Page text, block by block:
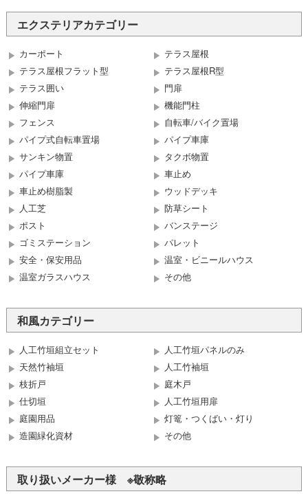
エクステリアカテゴリー
カーポート
テラス屋根
テラス屋根フラット型
テラス屋根R型
テラス囲い
門扉
伸縮門扉
機能門柱
フェンス
自転車/バイク置場
パイプ式自転車置場
パイプ車庫
サンキン物置
タクボ物置
パイプ車庫
車止め
車止め樹脂製
ウッドデッキ
人工芝
防草シート
ポスト
バンステージ
ゴミステーション
パレット
安全・保安用品
温室・ビニールハウス
温室ガラスハウス
その他
和風カテゴリー
人工竹垣組立セット
人工竹垣パネルのみ
天然竹袖垣
人工竹袖垣
枝折戸
庭木戸
仕切垣
人工竹垣用扉
庭園用品
灯篭・つくばい・灯り
造園緑化資材
その他
取り扱いメーカー様 ※敬称略